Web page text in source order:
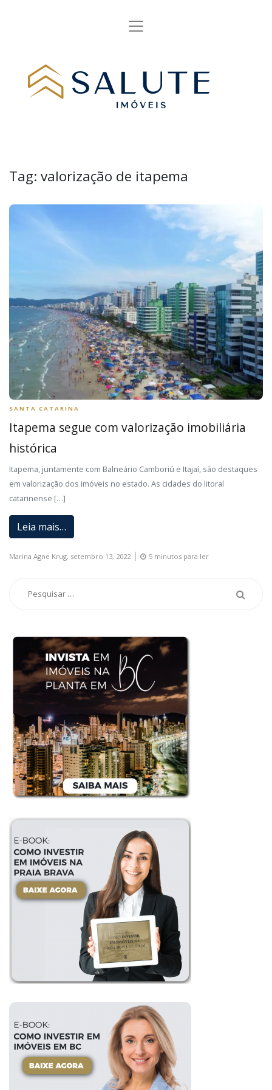
Tag: valorização de itapema
SANTA CATARINA
Itapema segue com valorização imobiliária
histórica
Itapema, juntamente com Balneário Camboriú e Itajaí, são destaques
em valorização dos imóveis no estado. As cidades do litoral
catarinense […]
Leia mais…
Marina Agne Krug, setembro 13, 2022 5 minutos para ler